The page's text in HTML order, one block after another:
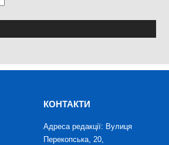
КОНТАКТИ
Адреса редакції: Вулиця
Перекопська, 20,